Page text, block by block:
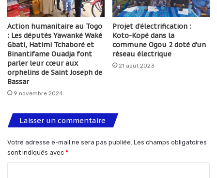
Action humanitaire au Togo
: Les députés Yawanké Waké
Gbati, Hatimi Tchaboré et
Binantifame Ouadja font
parler leur cœur aux
orphelins de Saint Joseph de
Bassar
9 novembre 2024
Projet d’électrification :
Koto-Kopé dans la
commune Ogou 2 doté d’un
réseau électrique
21 août 2023
Laisser un commentaire
Votre adresse e-mail ne sera pas publiée. Les champs obligatoires
sont indiqués avec *